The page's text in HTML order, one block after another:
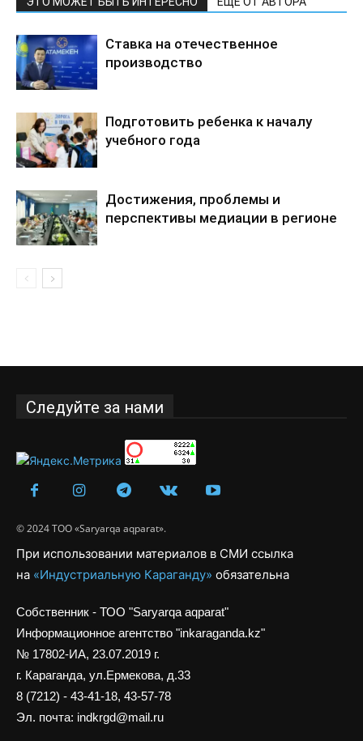
Ставка на отечественное
производство
Подготовить ребенка к началу
учебного года
Достижения, проблемы и
перспективы медиации в регионе
Следуйте за нами
© 2024 ТОО «Saryarqa aqparat».
При использовании материалов в СМИ ссылка
на «Индустриальную Караганду» обязательна
Собственник - ТОО "Saryarqa aqparat"
Информационное агентство "inkaraganda.kz"
№ 17802-ИА, 23.07.2019 г.
г. Караганда, ул.Ермекова, д.33
8 (7212) - 43-41-18, 43-57-78
Эл. почта: indkrgd@mail.ru